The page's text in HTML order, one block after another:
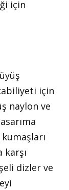
için
için
naylon ve
karşı
dizler ve